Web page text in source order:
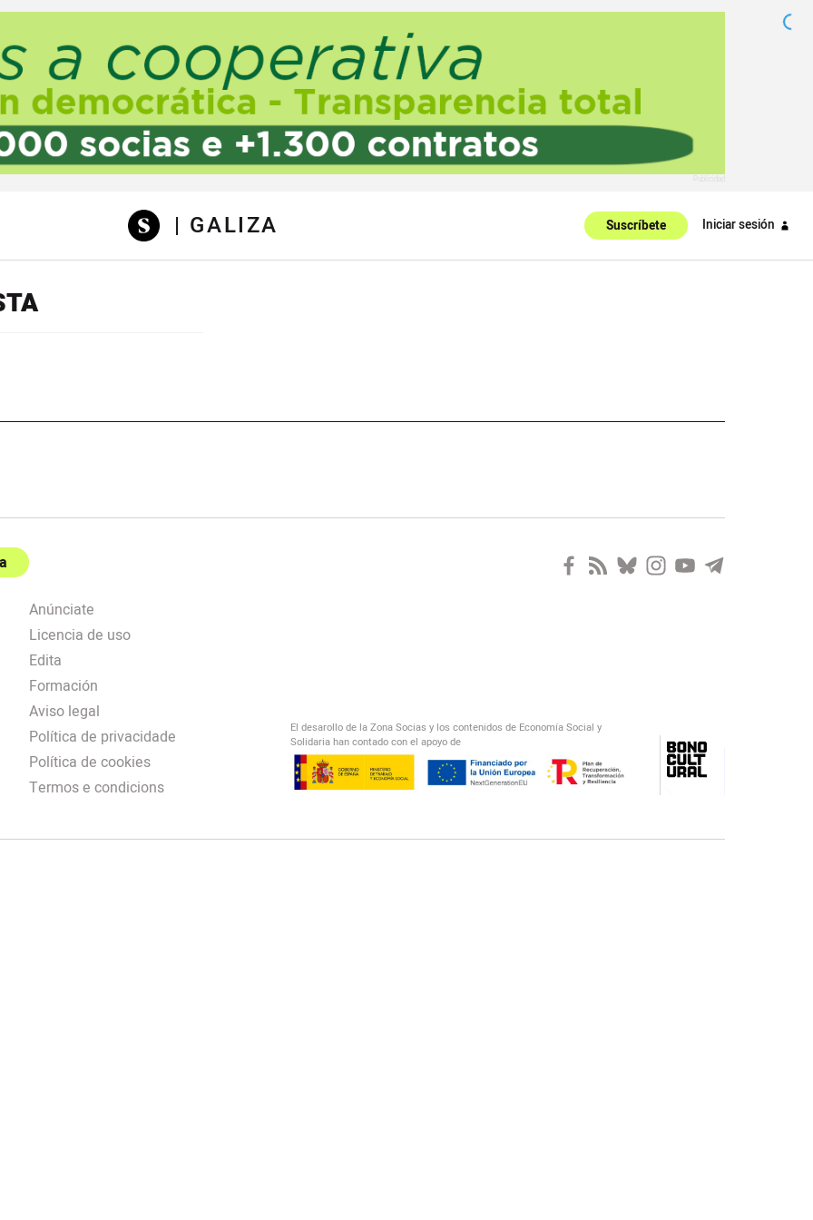
| GALIZA Suscríbete Iniciar sesión
Anúnciate
Licencia de uso
Edita
Formación
Aviso legal
Política de privacidade
Política de cookies
Termos e condicions
El desarollo de la Zona Socias y los contenidos de Economía Social y
Solidaria han contado con el apoyo de